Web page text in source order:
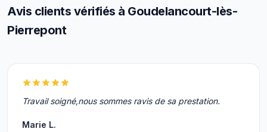
Avis clients vérifiés à Goudelancourt-lès-
Pierrepont
Travail soigné,nous sommes ravis de sa prestation.
Marie L.